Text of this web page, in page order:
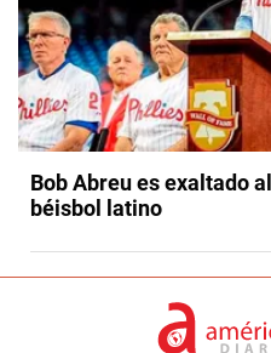
Bob Abreu es exaltado
béisbol latino